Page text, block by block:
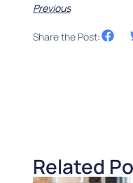
Previous
Share the Post:
Related